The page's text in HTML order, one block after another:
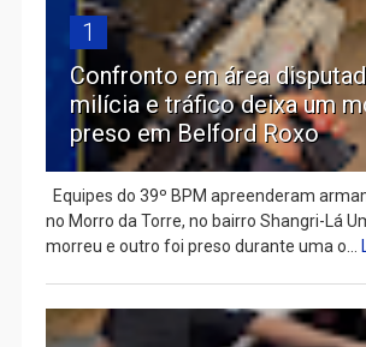
1
Confronto em área
milícia e tráfico deixa um
preso em Belford Roxo
Equipes do 39º BPM apreenderam
no Morro da Torre, no bairro Shangri-Lá
morreu e outro foi preso durante uma o...